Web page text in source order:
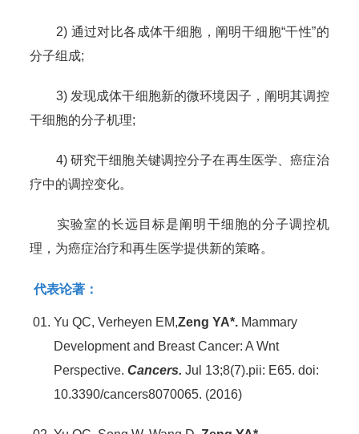
2) 通过对比各成体干细胞，阐明干细胞“干性”的
分子组成;
3) 发现成体干细胞新的微环境因子，阐明其调控
干细胞的分子机理;
4) 研究干细胞关键调控分子在再生医学、癌症治
疗中的调控变化。
实验室的长远目标是阐明干细胞的分子调控机
理，为癌症治疗和再生医学提供新的策略。
代表论著：
Yu QC, Verheyen EM,Zeng YA*. Mammary
Development and Breast Cancer: A Wnt
Perspective.Cancers. Jul 13;8(7).pii: E65. doi:
10.3390/cancers8070065. (2016)